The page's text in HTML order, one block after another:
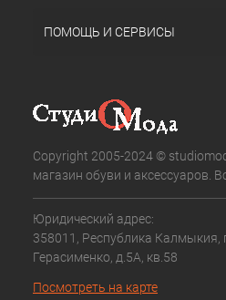
ПОМОЩЬ И СЕРВИСЫ
Copyright 2005-2024 ©
магазин обуви и аксессуаров.
Юридический адрес:
358011, Республика Калмыкия,
Герасименко, д.5А, кв.58
Посмотреть на карте